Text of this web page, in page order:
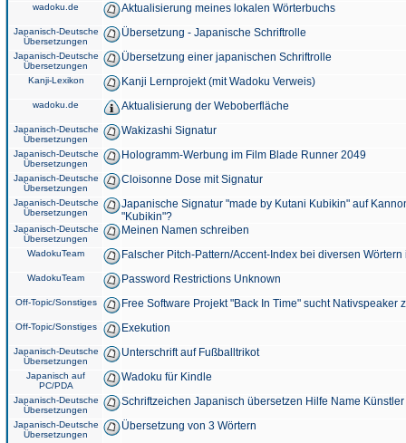
wadoku.de Aktualisierung meines lokalen Wörterbuchs
Japanisch-Deutsche
Übersetzungen
Übersetzung - Japanische Schriftrolle
Japanisch-Deutsche
Übersetzungen
Übersetzung einer japanischen Schriftrolle
Kanji-Lexikon Kanji Lernprojekt (mit Wadoku Verweis)
wadoku.de Aktualisierung der Weboberfläche
Japanisch-Deutsche
Übersetzungen
Wakizashi Signatur
Japanisch-Deutsche
Übersetzungen
Hologramm-Werbung im Film Blade Runner 2049
Japanisch-Deutsche
Übersetzungen
Cloisonne Dose mit Signatur
Japanisch-Deutsche
Übersetzungen
Japanische Signatur "made by Kutani Kubikin" auf
"Kubikin"?
Japanisch-Deutsche
Übersetzungen
Meinen Namen schreiben
WadokuTeam Falscher Pitch-Pattern/Accent-Index bei diversen
WadokuTeam Password Restrictions Unknown
Off-Topic/Sonstiges Free Software Projekt "Back In Time" sucht Nativspeaker
Off-Topic/Sonstiges Exekution
Japanisch-Deutsche
Übersetzungen
Unterschrift auf Fußballtrikot
Japanisch auf
PC/PDA
Wadoku für Kindle
Japanisch-Deutsche
Übersetzungen
Schriftzeichen Japanisch übersetzen Hilfe Name
Japanisch-Deutsche
Übersetzungen
Übersetzung von 3 Wörtern